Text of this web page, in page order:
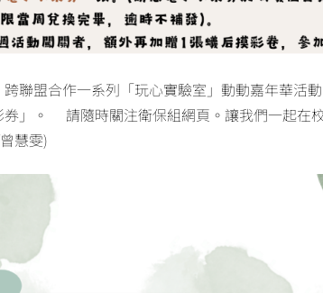
聯盟合作一系列「玩心實驗室」動動嘉年華活
券」。 請隨時關注衛保組網頁。讓我們一起在
慧雯)